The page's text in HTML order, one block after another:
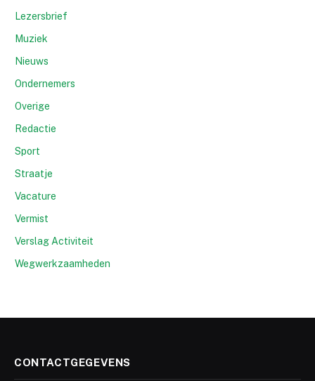
Lezersbrief
Muziek
Nieuws
Ondernemers
Overige
Redactie
Sport
Straatje
Vacature
Vermist
Verslag Activiteit
Wegwerkzaamheden
CONTACTGEGEVENS